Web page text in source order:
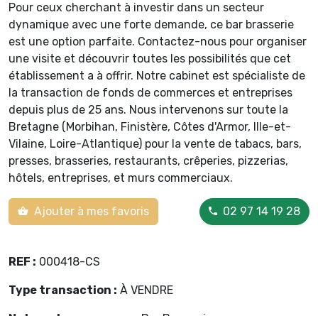
Pour ceux cherchant à investir dans un secteur
dynamique avec une forte demande, ce bar brasserie
est une option parfaite. Contactez-nous pour organiser
une visite et découvrir toutes les possibilités que cet
établissement a à offrir. Notre cabinet est spécialiste de
la transaction de fonds de commerces et entreprises
depuis plus de 25 ans. Nous intervenons sur toute la
Bretagne (Morbihan, Finistère, Côtes d'Armor, Ille-et-
Vilaine, Loire-Atlantique) pour la vente de tabacs, bars,
presses, brasseries, restaurants, crêperies, pizzerias,
hôtels, entreprises, et murs commerciaux.
Ajouter à mes favoris 02 97 14 19 28
REF : 000418-CS
Type transaction : À VENDRE